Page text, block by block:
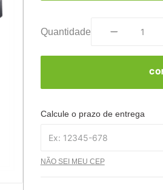
Quantidade
Calcule o prazo de entrega
NÃO SEI MEU CEP